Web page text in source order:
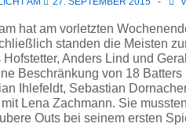
hat am vorletzten
standen die Meisten
Anders Lind und
Beschränkung von 18
Ihlefeldt, Sebastian
Lena Zachmann. Sie
Outs bei seinem ersten